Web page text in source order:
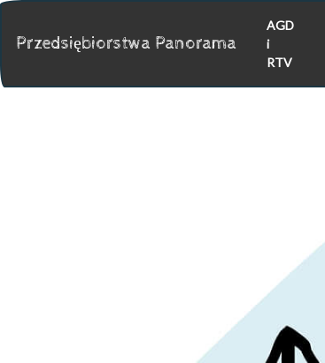
Przedsiębiorstwa Panorama
AGD
i
RTV